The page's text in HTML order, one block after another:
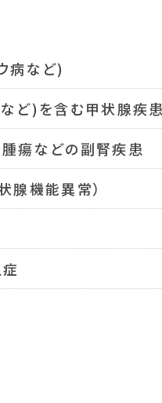
病など)
ど)を含む甲状腺疾患
瘍などの副腎疾患
腺機能異常）